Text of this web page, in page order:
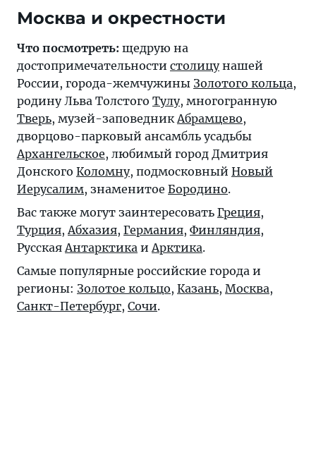
Москва и окрестности
Что посмотреть: щедрую на
достопримечательности столицунашей
России, города-жемчужины Золотого кольца,
родину Льва Толстого Тулу, многогранную
Тверь, музей-заповедникАбрамцево,
дворцово-парковый ансамбль усадьбы
Архангельское, любимый город Дмитрия
Донского Коломну, подмосковный Новый
Иерусалим, знаменитое Бородино.
Вас также могут заинтересовать Греция,
Турция,Абхазия, Германия, Финляндия,
РусскаяАнтарктика иАрктика.
Самые популярные российские города и
регионы: Золотое кольцо, Казань, Москва,
Санкт-Петербург, Сочи.